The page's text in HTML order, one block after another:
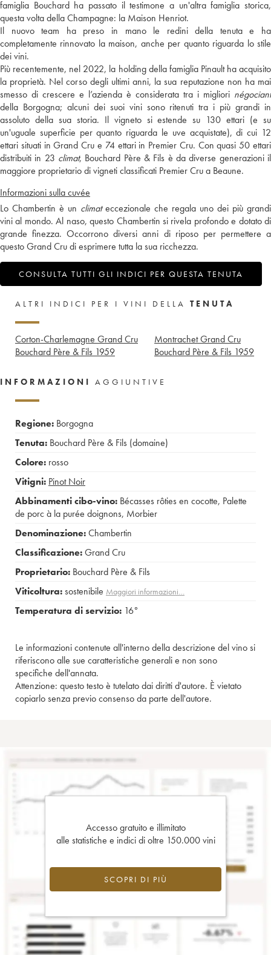
famiglia Bouchard ha passato il testimone a un'altra famiglia storica,
questa volta della Champagne: la Maison Henriot.
Il nuovo team ha preso in mano le redini della tenuta e ha
completamente rinnovato la maison, anche per quanto riguarda lo stile
dei vini.
Più recentemente, nel 2022, la holding della famiglia Pinault ha acquisito
la proprietà. Nel corso degli ultimi anni, la sua reputazione non ha mai
smesso di crescere e l’azienda è considerata tra i migliori négociant
della Borgogna; alcuni dei suoi vini sono ritenuti tra i più grandi in
assoluto della sua storia. Il vigneto si estende su 130 ettari (e su
un'uguale superficie per quanto riguarda le uve acquistate), di cui 12
ettari situati in Grand Cru e 74 ettari in Premier Cru. Con quasi 50 ettari
distribuiti in 23 climat, Bouchard Père & Fils è da diverse generazioni il
maggiore proprietario di vigneti classificati Premier Cru a Beaune.
Informazioni sulla cuvée
Lo Chambertin è un climateccezionale che regala uno dei più grandi
vini al mondo. Al naso, questo Chambertin si rivela profondo e dotato di
grande finezza. Occorrono diversi anni di riposo per permettere a
questo Grand Cru di esprimere tutta la sua ricchezza.
CONSULTA TUTTI GLI INDICI PER QUESTA TENUTA
ALTRI INDICI PER I VINI DELLA TENUTA
Corton-Charlemagne Grand Cru
Bouchard Père & Fils 1959
Montrachet Grand Cru
Bouchard Père & Fils 1959
INFORMAZIONI AGGIUNTIVE
Regione: Borgogna
Tenuta: Bouchard Père & Fils (domaine)
Colore: rosso
Vitigni: Pinot Noir
Abbinamenti cibo-vino: Bécasses rôties en cocotte, Palette
de porc à la purée doignons, Morbier
Denominazione:Chambertin
Classificazione:Grand Cru
Proprietario: Bouchard Père & Fils
Viticoltura:sostenibile Maggiori informazioni…
Temperatura di servizio: 16°
Le informazioni contenute all'interno della descrizione del vino si
riferiscono alle sue caratteristiche generali e non sono
specifiche dell'annata.
Attenzione: questo testo è tutelato dai diritti d'autore. È vietato
copiarlo senza previo consenso da parte dell'autore.
Accesso gratuito e illimitato
alle statistiche e indici di oltre 150.000 vini
SCOPRI DI PIÙ